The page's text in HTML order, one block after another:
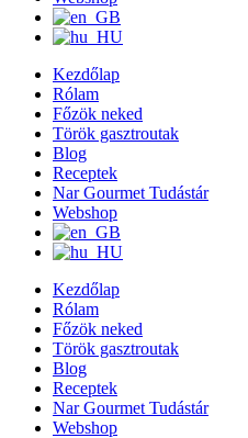
Kezdőlap
Rólam
Főzök neked
Török gasztroutak
Blog
Receptek
Nar Gourmet Tudástár
Webshop
Kezdőlap
Rólam
Főzök neked
Török gasztroutak
Blog
Receptek
Nar Gourmet Tudástár
Webshop